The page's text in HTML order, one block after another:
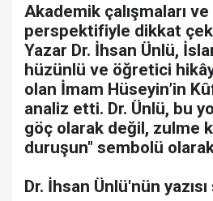
Akademik çalışmaları
perspektifiyle dikkat
Yazar Dr. İhsan Ünlü,
hüzünlü ve öğretici
olan İmam Hüseyin’in
analiz etti. Dr. Ünlü, bu
göç olarak değil, zulme
duruşun" sembolü olarak
Dr. İhsan Ünlü'nün